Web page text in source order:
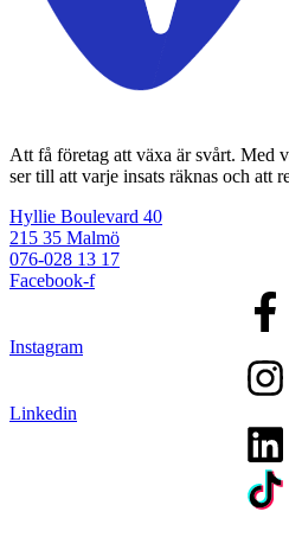
Att få företag att växa är svårt. Med
ser till att varje insats räknas och att
Hyllie Boulevard 40
215 35 Malmö
076-028 13 17
Facebook-f
Instagram
Linkedin